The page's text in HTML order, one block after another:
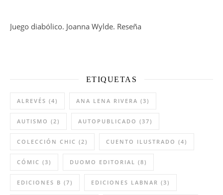
Juego diabólico. Joanna Wylde. Reseña
ETIQUETAS
ALREVÉS (4) ANA LENA RIVERA (3)
AUTISMO (2) AUTOPUBLICADO (37)
COLECCIÓN CHIC (2) CUENTO ILUSTRADO (4)
CÓMIC (3) DUOMO EDITORIAL (8)
EDICIONES B (7) EDICIONES LABNAR (3)